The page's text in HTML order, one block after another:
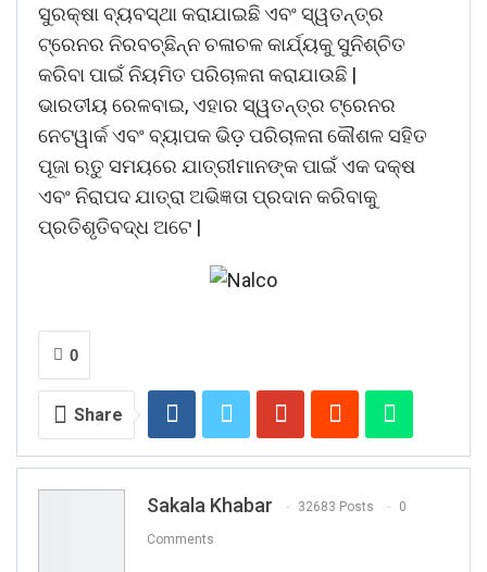
ସୁରକ୍ଷା ବ୍ୟବସ୍ଥା କରାଯାଇଛି ଏବଂ ସ୍ୱତନ୍ତ୍ର
ଟ୍ରେନର ନିରବଚ୍ଛିନ୍ନ ଚଳାଚଳ କାର୍ଯ୍ୟକୁ ସୁନିଶ୍ଚିତ
କରିବା ପାଇଁ ନିୟମିତ ପରିଚାଳନା କରାଯାଉଛି |
ଭାରତୀୟ ରେଳବାଇ, ଏହାର ସ୍ୱତନ୍ତ୍ର ଟ୍ରେନର
ନେଟୱାର୍କ ଏବଂ ବ୍ୟାପକ ଭିଡ଼ ପରିଚାଳନା କୌଶଳ ସହିତ
ପୂଜା ଋତୁ ସମୟରେ ଯାତ୍ରୀମାନଙ୍କ ପାଇଁ ଏକ ଦକ୍ଷ
ଏବଂ ନିରାପଦ ଯାତ୍ରା ଅଭିଜ୍ଞତା ପ୍ରଦାନ କରିବାକୁ
ପ୍ରତିଶୃତିବଦ୍ଧ ଅଟେ |
0
Share
Sakala Khabar 32683 Posts 0
Comments